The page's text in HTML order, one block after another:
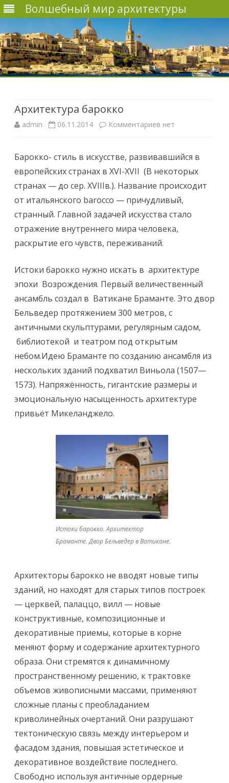
Волшебный мир архитектуры
Архитектура барокко
admin 06.11.2014 Комментариев к
а
и
с
и
р
х
и
е
к
т
а
р
о
к
нет
Барокко- стиль в искусстве, развивавшийся в
европейских странах в XVI-XVII (В некоторых
странах — до сер. ХVIIIв.). Название происходит
от итальянского bаrоcco — причудливый,
странный. Главной задачей искусства стало
отражение внутреннего мира человека,
раскрытие его чувств, переживаний.
Истоки барокко нужно искать в архитектуре
эпохи Возрождения. Первый величественный
ансамбль создал в Ватикане Браманте. Это двор
Бельведер протяжением 300 метров, с
античными скульптурами, регулярным садом,
библиотекой и театром под открытым
небом.Идею Браманте по созданию ансамбля из
нескольких зданий подхватил Виньола (1507—
1573). Напряжённость, гигантские размеры и
эмоциональную насыщенность архитектуре
привьёт Микеланджело.
Истоки барокко. Архитектор
Браманте. Двор Бельведер в Ватикане.
Архитекторы барокко не вводят новые типы
зданий, но находят для старых типов построек
— церквей, палаццо, вилл — новые
конструктивные, композиционные и
декоративные приемы, которые в корне
меняют форму и содержание архитектурного
образа. Они стремятся к динамичному
пространственному решению, к трактовке
объемов живописными массами, применяют
сложные планы с преобладанием
криволинейных очертаний. Они разрушают
тектоническую связь между интерьером и
фасадом здания, повышая эстетическое и
декоративное воздействие последнего.
Свободно используя античные ордерные